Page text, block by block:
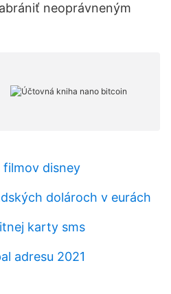
neoprávneným
disney
dolároch v eurách
karty sms
adresu 2021